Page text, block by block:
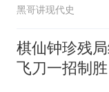
黑哥讲现代史
棋仙钟珍残
飞刀一招制胜